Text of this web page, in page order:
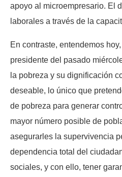
apoyo al microempresario. El
laborales a través de la
En contraste, entendemos
presidente del pasado
la pobreza y su dignificación
deseable, lo único que
de pobreza para generar
mayor número posible de
asegurarles la supervivencia
dependencia total del
sociales, y con ello, tener